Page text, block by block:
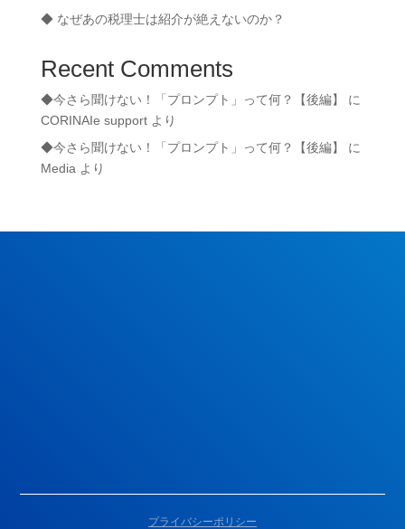
◆ なぜあの税理士は紹介が絶えないのか？
Recent Comments
◆今さら聞けない！「プロンプト」って何？【後編】
に
CORINAIe supportより
◆今さら聞けない！「プロンプト」って何？【後編】
に
Media より
プライバシーポリシー